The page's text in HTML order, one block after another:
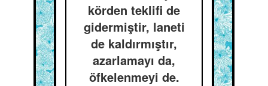
körden teklifi de
gidermiştir, laneti
de kaldırmıştır,
azarlamayı da,
öfkelenmeyi de.